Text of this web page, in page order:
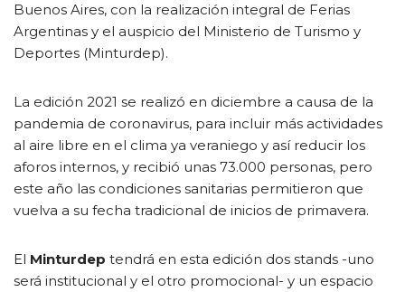
Buenos Aires, con la realización integral de Ferias
Argentinas y el auspicio del Ministerio de Turismo y
Deportes (Minturdep).
La edición 2021 se realizó en diciembre a causa de la
pandemia de coronavirus, para incluir más actividades
al aire libre en el clima ya veraniego y así reducir los
aforos internos, y recibió unas 73.000 personas, pero
este año las condiciones sanitarias permitieron que
vuelva a su fecha tradicional de inicios de primavera.
El Minturdep tendrá en esta edición dos stands -uno
será institucional y el otro promocional- y un espacio